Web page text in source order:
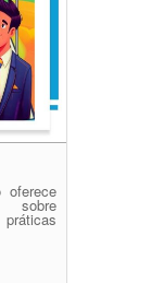
oferece
sobre